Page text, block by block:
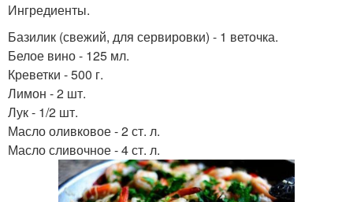
Ингредиенты.
Базилик (свежий, для сервировки) - 1 веточка.
Белое вино - 125 мл.
Креветки - 500 г.
Лимон - 2 шт.
Лук - 1/2 шт.
Масло оливковое - 2 ст. л.
Масло сливочное - 4 ст. л.